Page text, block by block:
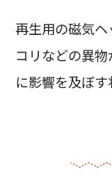
再生用の磁気
コリなどの異
に影響を及ぼす